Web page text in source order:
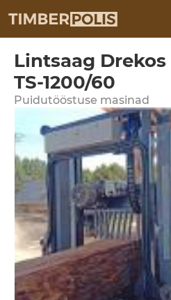
Lintsaag
TS-1200/60
Puidutööstuse masinad